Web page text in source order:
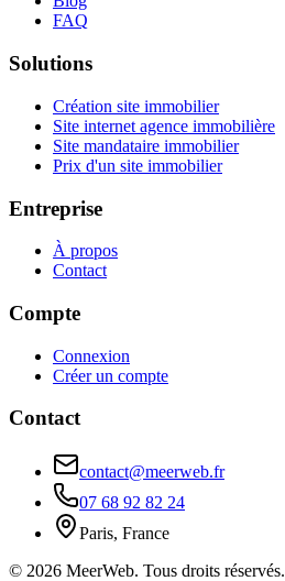
FAQ
Solutions
Création site immobilier
Site internet agence immobilière
Site mandataire immobilier
Prix d'un site immobilier
Entreprise
À propos
Contact
Compte
Connexion
Créer un compte
Contact
contact@meerweb.fr
07 68 92 82 24
Paris, France
© 2026 MeerWeb. Tous droits réservés.